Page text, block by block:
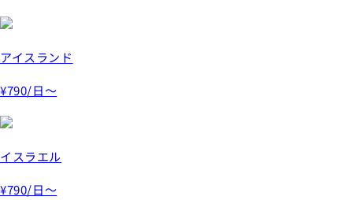
アイスランド
¥790/日～
イスラエル
¥790/日～